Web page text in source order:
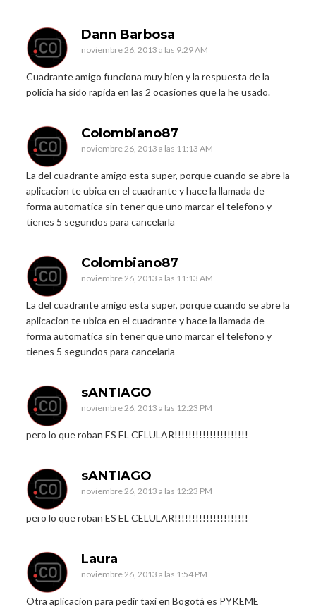
Dann Barbosa
noviembre 26, 2013 a las 9:29 AM
Cuadrante amigo funciona muy bien y la respuesta de la
policia ha sido rapida en las 2 ocasiones que la he usado.
Colombiano87
noviembre 26, 2013 a las 11:13 AM
La del cuadrante amigo esta super, porque cuando se abre la
aplicacion te ubica en el cuadrante y hace la llamada de
forma automatica sin tener que uno marcar el telefono y
tienes 5 segundos para cancelarla
Colombiano87
noviembre 26, 2013 a las 11:13 AM
La del cuadrante amigo esta super, porque cuando se abre la
aplicacion te ubica en el cuadrante y hace la llamada de
forma automatica sin tener que uno marcar el telefono y
tienes 5 segundos para cancelarla
sANTIAGO
noviembre 26, 2013 a las 12:23 PM
pero lo que roban ES EL CELULAR!!!!!!!!!!!!!!!!!!!!!
sANTIAGO
noviembre 26, 2013 a las 12:23 PM
pero lo que roban ES EL CELULAR!!!!!!!!!!!!!!!!!!!!!
Laura
noviembre 26, 2013 a las 1:54 PM
Otra aplicacion para pedir taxi en Bogotá es PYKEME